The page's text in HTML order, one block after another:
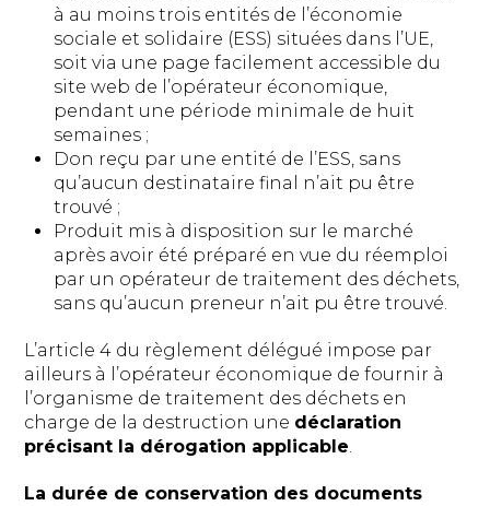
à au moins trois entités de l’économie
sociale et solidaire (ESS) situées dans l’UE,
soit via une page facilement accessible du
site web de l’opérateur économique,
pendant une période minimale de huit
semaines ;
Don reçu par une entité de l’ESS, sans
qu’aucun destinataire final n’ait pu être
trouvé ;
Produit mis à disposition sur le marché
après avoir été préparé en vue du réemploi
par un opérateur de traitement des déchets,
sans qu’aucun preneur n’ait pu être trouvé.
L’article 4 du règlement délégué impose par
ailleurs à l’opérateur économique de fournir à
l’organisme de traitement des déchets en
charge de la destruction une déclaration
précisant la dérogation applicable.
La durée de conservation des documents